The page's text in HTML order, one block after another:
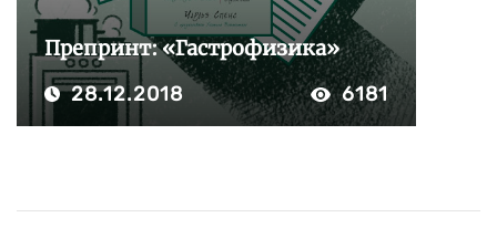
Препринт: «Гастрофизика»
28.12.2018 6181